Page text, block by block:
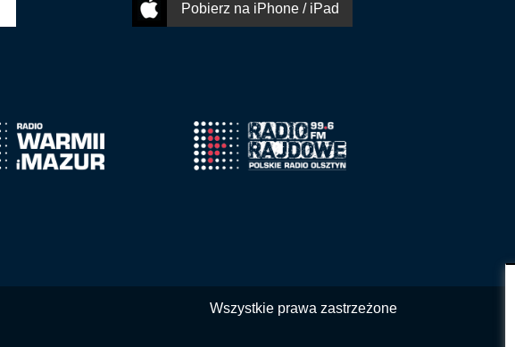
Pobierz na iPhone / iPad
Wszystkie prawa zastrzeżone